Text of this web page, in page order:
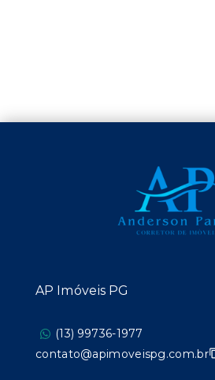
AP Imóveis PG
(13) 99736-1977
contato@apimoveispg.com.br